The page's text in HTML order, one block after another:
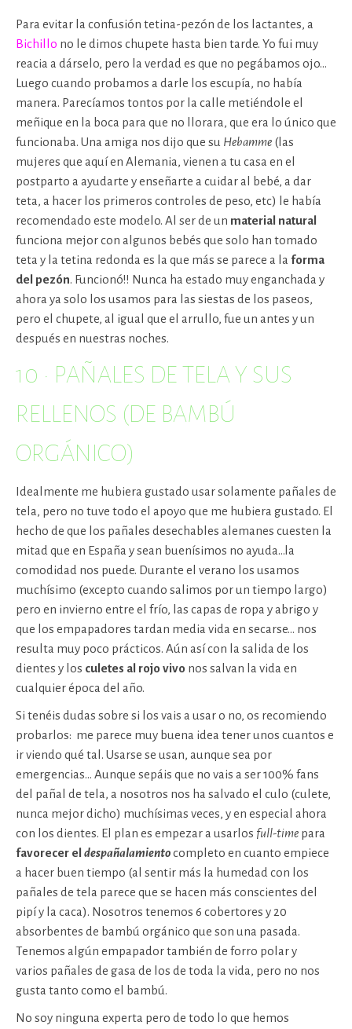
Para evitar la confusión tetina-pezón de los lactantes, a
Bichillo no le dimos chupete hasta bien tarde. Yo fui muy
reacia a dárselo, pero la verdad es que no pegábamos ojo…
Luego cuando probamos a darle los escupía, no había
manera. Parecíamos tontos por la calle metiéndole el
meñique en la boca para que no llorara, que era lo único que
funcionaba. Una amiga nos dijo que su Hebamme (las
mujeres que aquí en Alemania, vienen a tu casa en el
postparto a ayudarte y enseñarte a cuidar al bebé, a dar
teta, a hacer los primeros controles de peso, etc) le había
recomendado este modelo. Al ser de un material natural
funciona mejor con algunos bebés que solo han tomado
teta y la tetina redonda es la que más se parece a la forma
del pezón. Funcionó!! Nunca ha estado muy enganchada y
ahora ya solo los usamos para las siestas de los paseos,
pero el chupete, al igual que el arrullo, fue un antes y un
después en nuestras noches.
10 · PAÑALES DE TELA Y SUS
RELLENOS (DE BAMBÚ
ORGÁNICO)
Idealmente me hubiera gustado usar solamente pañales de
tela, pero no tuve todo el apoyo que me hubiera gustado. El
hecho de que los pañales desechables alemanes cuesten la
mitad que en España y sean buenísimos no ayuda…la
comodidad nos puede. Durante el verano los usamos
muchísimo (excepto cuando salimos por un tiempo largo)
pero en invierno entre el frío, las capas de ropa y abrigo y
que los empapadores tardan media vida en secarse… nos
resulta muy poco prácticos. Aún así con la salida de los
dientes y los culetes al rojo vivo nos salvan la vida en
cualquier época del año.
Si tenéis dudas sobre si los vais a usar o no, os recomiendo
probarlos: me parece muy buena idea tener unos cuantos e
ir viendo qué tal. Usarse se usan, aunque sea por
emergencias… Aunque sepáis que no vais a ser 100% fans
del pañal de tela, a nosotros nos ha salvado el culo (culete,
nunca mejor dicho) muchísimas veces, y en especial ahora
con los dientes. El plan es empezar a usarlos full-time para
favorecer el despañalamientocompleto en cuanto empiece
a hacer buen tiempo (al sentir más la humedad con los
pañales de tela parece que se hacen más conscientes del
pipí y la caca). Nosotros tenemos 6 cobertores y 20
absorbentes de bambú orgánico que son una pasada.
Tenemos algún empapador también de forro polar y
varios pañales de gasa de los de toda la vida, pero no nos
gusta tanto como el bambú.
No soy ninguna experta pero de todo lo que hemos